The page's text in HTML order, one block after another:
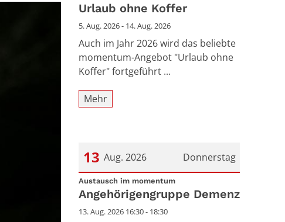
Urlaub ohne Koffer
5. Aug. 2026 - 14. Aug. 2026
Auch im Jahr 2026 wird das beliebte
momentum-Angebot "Urlaub ohne
Koffer" fortgeführt ...
Mehr
Donnerstag
13 Aug. 2026
Datum: 13. August 2026
Austausch im momentum:
Angehörigengruppe Demenz
13. Aug. 2026 16:30 - 18:30